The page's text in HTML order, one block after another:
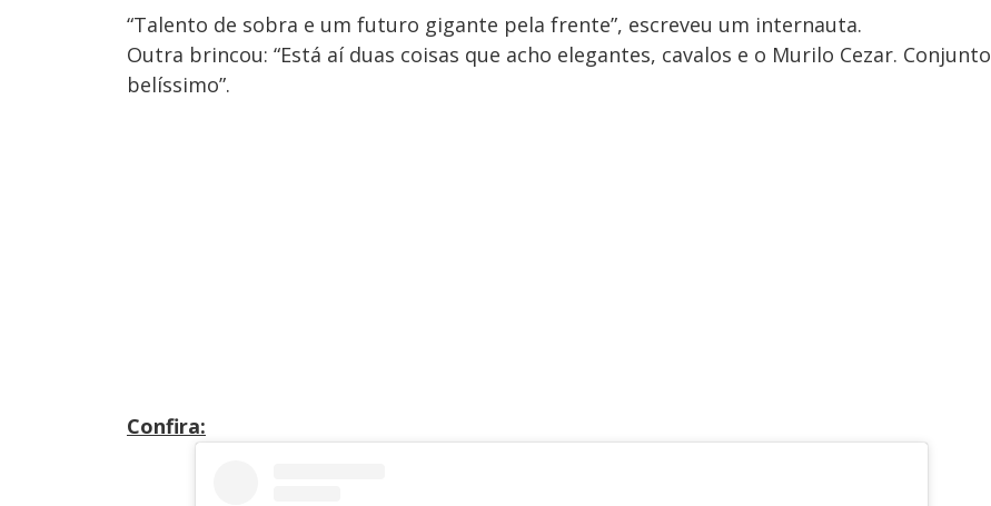
“Talento de sobra e um futuro gigante pela frente”, escreveu um internauta.
Outra brincou: “Está aí duas coisas que acho elegantes, cavalos e o Murilo Cezar. Conjunto
belíssimo”.
Confira: